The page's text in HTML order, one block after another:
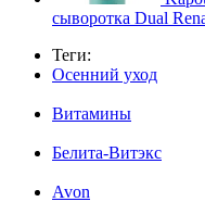
сыворотка Dual
Теги:
Осенний уход
Витамины
Белита-Витэкс
Avon